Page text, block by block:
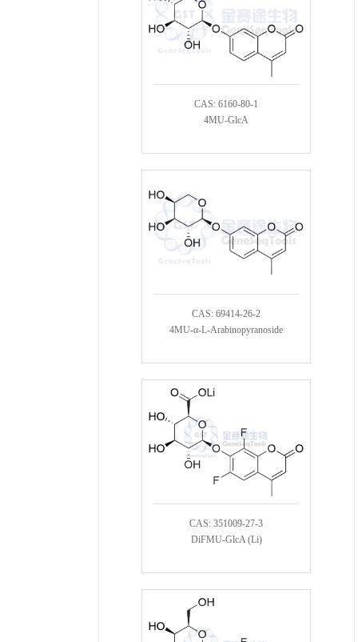
CAS: 6160-80-1
4MU-GlcA
CAS: 69414-26-2
4MU-α-L-Arabinopyranoside
CAS: 351009-27-3
DiFMU-GlcA (Li)